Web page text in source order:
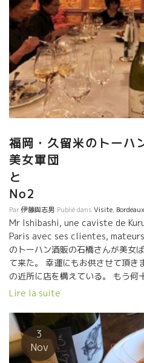
福岡・久留米のトーハ
美女軍団
と 来
No2
Par伊藤與志男 Publié dans Visite, Bordeaux
Mr Ishibashi, une caviste de
Paris avec ses clientes, mateurs
のトーハン酒販の石橋さんが美女
て来た。 幸運にもお供させて頂
の近所に店を構えている。 もう何
“和飲学園” をやっている。 ワイン
ボルドーに5日間も滞在して来た
ニュの真髄とキャヴィアを楽しん
だけのワインツアーを組んでしま
だ。 お話を聞くと、『久留米でワ
Lire la suite
3
Nov